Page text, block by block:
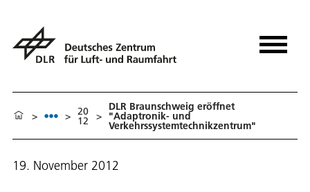
> > 20
12 >
DLR Braunschweig eröffnet
"Adaptronik- und
Verkehrssystemtechnikzentrum"
19. November 2012